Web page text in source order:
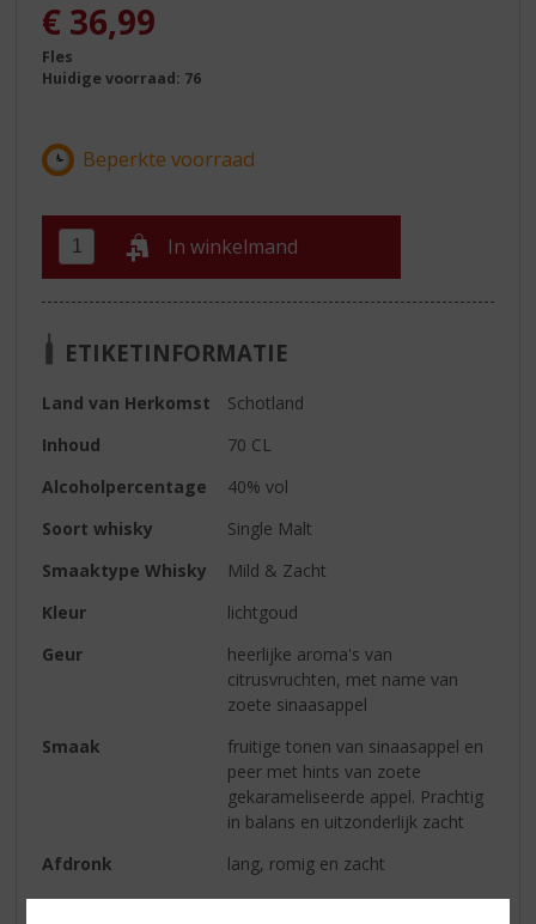
€ 36,99
Fles
Huidige voorraad: 76
In winkelmand
ETIKETINFORMATIE
Land van Herkomst
Schotland
Inhoud
70 CL
Alcoholpercentage
40% vol
Soort whisky
Single Malt
Smaaktype Whisky
Mild & Zacht
Kleur
lichtgoud
Geur
heerlijke aroma's van
citrusvruchten, met name van
zoete sinaasappel
Smaak
fruitige tonen van sinaasappel en
peer met hints van zoete
gekarameliseerde appel. Prachtig
in balans en uitzonderlijk zacht
Afdronk
lang, romig en zacht